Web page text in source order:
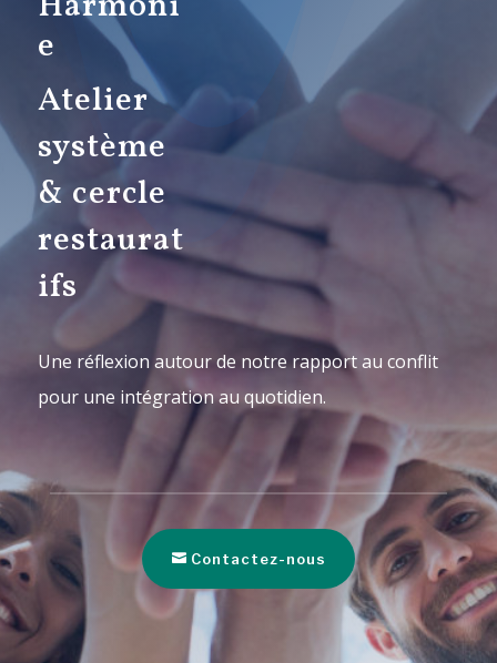
e
Atelier
système
& cercle
restaurat
ifs
Une réflexion autour de notre rapport au conflit
pour une intégration au quotidien.
Contactez-nous